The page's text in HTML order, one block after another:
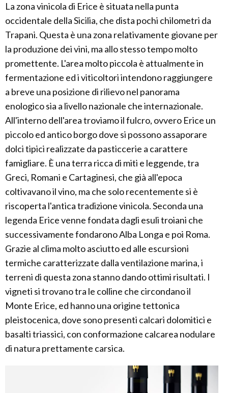
La zona vinicola di Erice è situata nella punta
occidentale della Sicilia, che dista pochi chilometri da
Trapani. Questa è una zona relativamente giovane per
la produzione dei vini, ma allo stesso tempo molto
promettente. L'area molto piccola è attualmente in
fermentazione ed i viticoltori intendono raggiungere
a breve una posizione di rilievo nel panorama
enologico sia a livello nazionale che internazionale.
All'interno dell'area troviamo il fulcro, ovvero Erice un
piccolo ed antico borgo dove si possono assaporare
dolci tipici realizzate da pasticcerie a carattere
famigliare. È una terra ricca di miti e leggende, tra
Greci, Romani e Cartaginesi, che già all'epoca
coltivavano il vino, ma che solo recentemente si è
riscoperta l'antica tradizione vinicola. Seconda una
legenda Erice venne fondata dagli esuli troiani che
successivamente fondarono Alba Longa e poi Roma.
Grazie al clima molto asciutto ed alle escursioni
termiche caratterizzate dalla ventilazione marina, i
terreni di questa zona stanno dando ottimi risultati. I
vigneti si trovano tra le colline che circondano il
Monte Erice, ed hanno una origine tettonica
pleistocenica, dove sono presenti calcari dolomitici e
basalti triassici, con conformazione calcarea nodulare
di natura prettamente carsica.